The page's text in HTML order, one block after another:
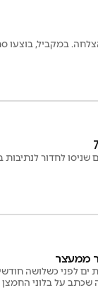
במקביל, בוצעו
שניסו לחדור
ממעצר
לפני כשלושה
שכתב על בלוני החמצן